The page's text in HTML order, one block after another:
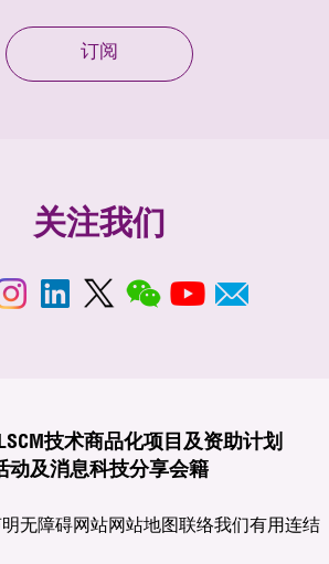
订阅
关注我们
技术商品化项目及资助计划
动及消息科技分享会籍
无障碍网站网站地图联络我们有用连结